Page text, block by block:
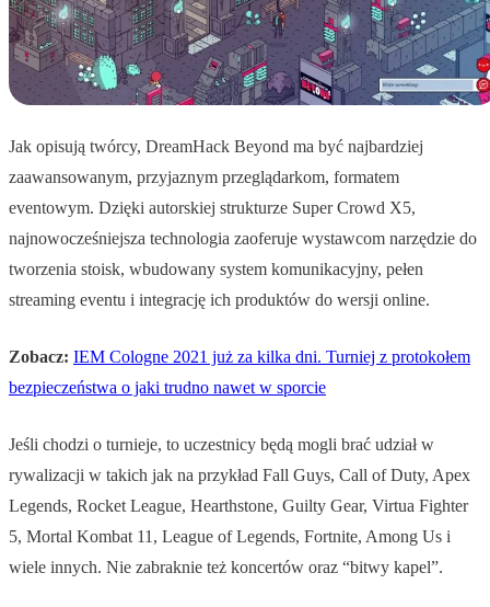
Jak opisują twórcy, DreamHack Beyond ma być najbardziej
zaawansowanym, przyjaznym przeglądarkom, formatem
eventowym. Dzięki autorskiej strukturze Super Crowd X5,
najnowocześniejsza technologia zaoferuje wystawcom narzędzie do
tworzenia stoisk, wbudowany system komunikacyjny, pełen
streaming eventu i integrację ich produktów do wersji online.
Zobacz: IEM Cologne 2021 już za kilka dni. Turniej z protokołem
bezpieczeństwa o jaki trudno nawet w sporcie
Jeśli chodzi o turnieje, to uczestnicy będą mogli brać udział w
rywalizacji w takich jak na przykład Fall Guys, Call of Duty, Apex
Legends, Rocket League, Hearthstone, Guilty Gear, Virtua Fighter
5, Mortal Kombat 11, League of Legends, Fortnite, Among Us i
wiele innych. Nie zabraknie też koncertów oraz “bitwy kapel”.